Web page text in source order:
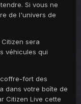
Si vous ne
de l'univers de
sera
véhicules qui
fort des
dans votre boîte de
Citizen Live cette